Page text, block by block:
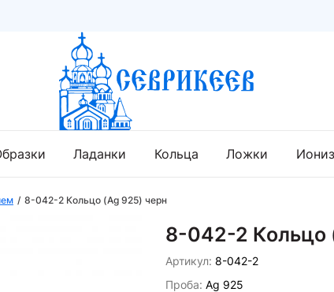
Ладанки Кольца Ложки
8-042-2 Кольцо (Ag 925) черн
8-042-2 Кольцо
Артикул: 8-042-2
Проба: Ag 925